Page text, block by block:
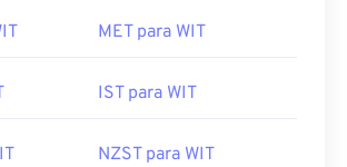
MET para WIT
IST para WIT
NZST para WIT